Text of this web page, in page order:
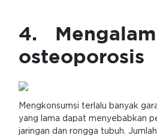
4.
osteoporosis
Mengkonsumsi terlalu banyak
yang lama dapat menyebabkan
jaringan dan rongga tubuh.